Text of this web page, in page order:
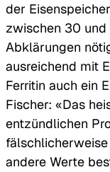
der
zwischen 30
Abklärungen
ausreichend mit
Ferritin auch ein
Fischer: «Das
entzündlichen
andere Werte